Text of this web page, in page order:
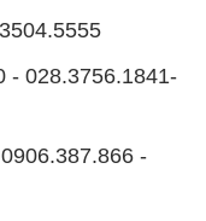
- 028.3756.1841-
-